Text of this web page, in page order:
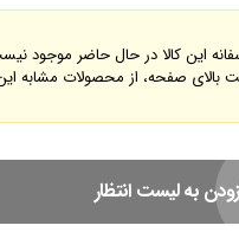
این کالا در حال حاضر موجود
بالای صفحه، از محصولات مشابه این
به لیست انتظار